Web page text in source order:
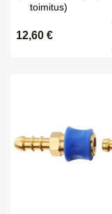
toimitus)
12,60 €